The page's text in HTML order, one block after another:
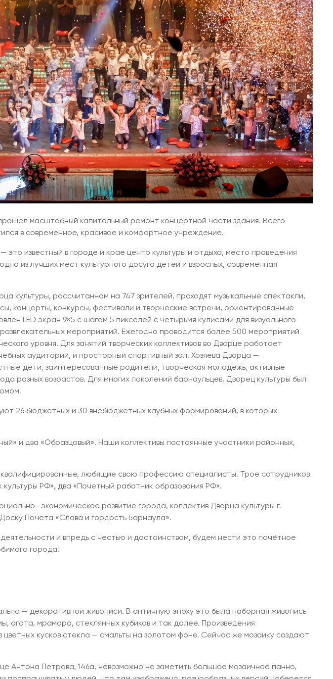
масштабный капитальный ремонт концертной части здания. Всего
в современное, красивое и комфортное учреждение.
это известный в городе и крае центр культуры и отдыха, место проведения
из лучших мест культурного досуга детей и взрослых, современная
культуры, рассчитанном на 747 зрителей, проходят музыкальные спектакли,
концерты, конкурсы, фестивали и творческие встречи, ориентированные
LED экран 9×5 с шагом 5 пикселей с четырьмя кулисами для визуального
мероприятий. Ежегодно проводится более 500 мероприятий
уровня. Для занятий творческих коллективов во Дворце работает
аудиторий, и просторный спортивный зал. Хозяева Дворца —
дети, заинтересованные родители, творческая молодёжь, активные
разных возрастов. Для многих поколений барнаульцев, Дворец культуры был
26 бюджетных и 30 внебюджетных клубных формирований, в которых
и два «Образцовый». Наши коллективы постоянные участники районных,
любящие свою профессию специалисты. Трое сотрудников
РФ», два «Почетный работник образования РФ».
экономическое развитие города, коллектив Дворца культуры г.
Почета «Слава и гордость Барнаула».
и впредь с честью и достоинством, будем нести это почётное
города!
— декоративной живописи. В античную эпоху это была наборная живопись
агата, мрамора, стеклянных кубиков и так далее. Произведения
цветных кусков стекла — смальты на золотом фоне. Сейчас же мозаику создают
Антона Петрова, 146а, невозможно не заметить большое мозаичное панно,